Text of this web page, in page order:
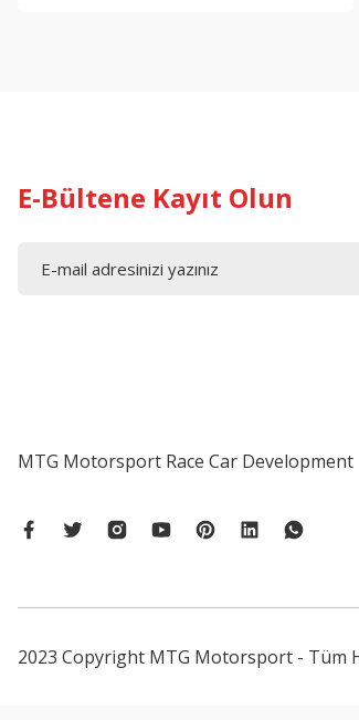
E-Bültene Kayıt Olun
MTG Motorsport Race Car Development
2023 Copyright MTG Motorsport - Tüm